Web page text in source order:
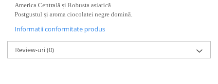
America Centrală și Robusta asiatică.
Postgustul și aroma ciocolatei negre domină.
Informatii conformitate produs
Review-uri(0)